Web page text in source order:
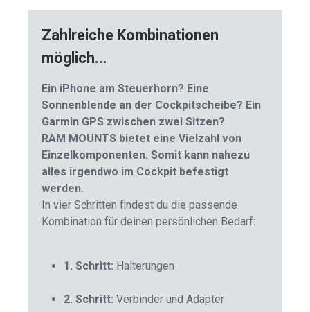
Zahlreiche Kombinationen
möglich...
Ein iPhone am Steuerhorn? Eine
Sonnenblende an der Cockpitscheibe? Ein
Garmin GPS zwischen zwei Sitzen?
RAM MOUNTS bietet eine Vielzahl von
Einzelkomponenten. Somit kann nahezu
alles irgendwo im Cockpit befestigt
werden.
In vier Schritten findest du die passende
Kombination für deinen persönlichen Bedarf:
1. Schritt: Halterungen
2. Schritt: Verbinder und Adapter